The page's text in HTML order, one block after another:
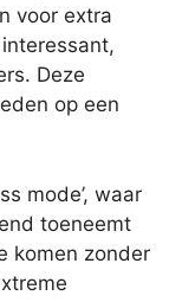
voor extra
Deze
op een
mode’, waar
toeneemt
komen zonder